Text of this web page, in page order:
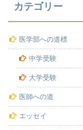
カテゴリー
医学部への道標
中学受験
大学受験
医師への道
エッセイ